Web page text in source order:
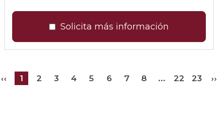
Solicita más información
‹‹ 1 2 3 4 5 6 7 8 ... 22 23 ››